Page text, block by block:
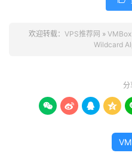
欢迎转载： VPS推荐网 »
Wildcard
分
   